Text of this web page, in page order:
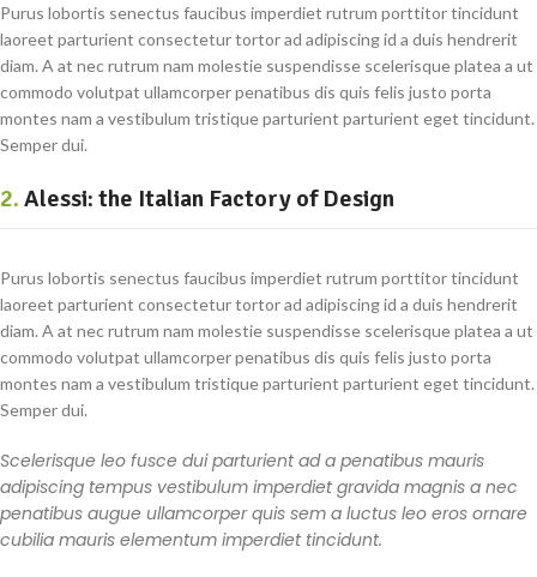
Purus lobortis senectus faucibus imperdiet rutrum porttitor tincidunt
laoreet parturient consectetur tortor ad adipiscing id a duis hendrerit
diam. A at nec rutrum nam molestie suspendisse scelerisque platea a ut
commodo volutpat ullamcorper penatibus dis quis felis justo porta
montes nam a vestibulum tristique parturient parturient eget tincidunt.
Semper dui.
2. Alessi: the Italian Factory of Design
Purus lobortis senectus faucibus imperdiet rutrum porttitor tincidunt
laoreet parturient consectetur tortor ad adipiscing id a duis hendrerit
diam. A at nec rutrum nam molestie suspendisse scelerisque platea a ut
commodo volutpat ullamcorper penatibus dis quis felis justo porta
montes nam a vestibulum tristique parturient parturient eget tincidunt.
Semper dui.
Scelerisque leo fusce dui parturient ad a penatibus mauris
adipiscing tempus vestibulum imperdiet gravida magnis a nec
penatibus augue ullamcorper quis sem a luctus leo eros ornare
cubilia mauris elementum imperdiet tincidunt.